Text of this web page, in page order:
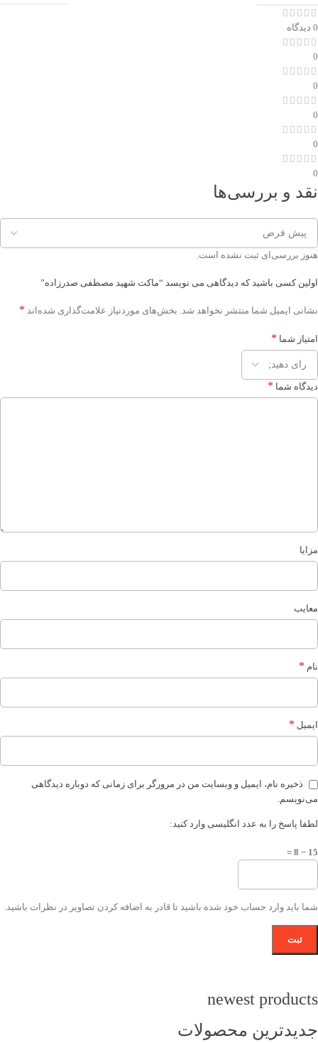
0 دیدگاه
0
0
0
0
0
نقد و بررسی‌ها
هنوز بررسی‌ای ثبت نشده است.
اولین کسی باشید که دیدگاهی می نویسد “ماکت شهید مصطفی صدرزاده”
نشانی ایمیل شما منتشر نخواهد شد. بخش‌های موردنیاز علامت‌گذاری شده‌اند *
امتیاز شما *
دیدگاه شما *
مزایا
معایب
نام *
ایمیل *
ذخیره نام، ایمیل و وبسایت من در مرورگر برای زمانی که دوباره دیدگاهی
می‌نویسم.
لطفا پاسخ را به عدد انگلیسی وارد کنید:
15 − 8 =
شما باید وارد حساب خود شده باشید تا قادر به اضافه کردن تصاویر در نظرات باشید.
newest products
جدیدترین محصولات